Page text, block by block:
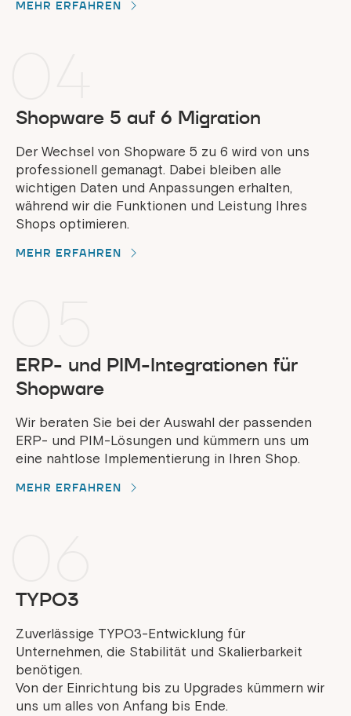
MEHR ERFAHREN
Shopware 5 auf 6 Migration
Der Wechsel von Shopware 5 zu 6 wird von uns
professionell gemanagt. Dabei bleiben alle
wichtigen Daten und Anpassungen erhalten,
während wir die Funktionen und Leistung Ihres
Shops optimieren.
MEHR ERFAHREN
ERP- und PIM-Integrationen für
Shopware
Wir beraten Sie bei der Auswahl der passenden
ERP- und PIM-Lösungen und kümmern uns um
eine nahtlose Implementierung in Ihren Shop.
MEHR ERFAHREN
TYPO3
Zuverlässige TYPO3-Entwicklung für
Unternehmen, die Stabilität und Skalierbarkeit
benötigen.
Von der Einrichtung bis zu Upgrades kümmern wir
uns um alles von Anfang bis Ende.